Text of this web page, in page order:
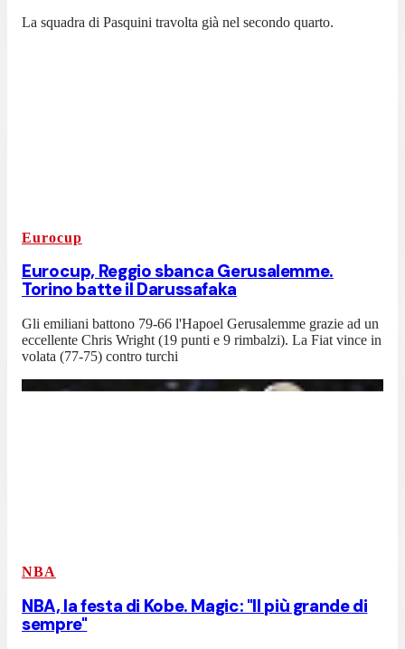
La squadra di Pasquini travolta già nel secondo quarto.
Eurocup
Eurocup, Reggio sbanca Gerusalemme.
Torino batte il Darussafaka
Gli emiliani battono 79-66 l'Hapoel Gerusalemme grazie ad un
eccellente Chris Wright (19 punti e 9 rimbalzi). La Fiat vince in
volata (77-75) contro turchi
NBA
NBA, la festa di Kobe. Magic: "Il più grande di
sempre"